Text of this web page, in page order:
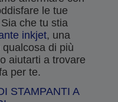
le tue
che tu stia
inkjet, una
qualcosa di più
aiutarti a trovare
per te.
STAMPANTI A